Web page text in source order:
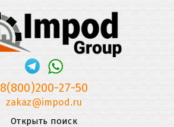
8(800)200-27-50
zakaz@impod.ru
Открыть поиск